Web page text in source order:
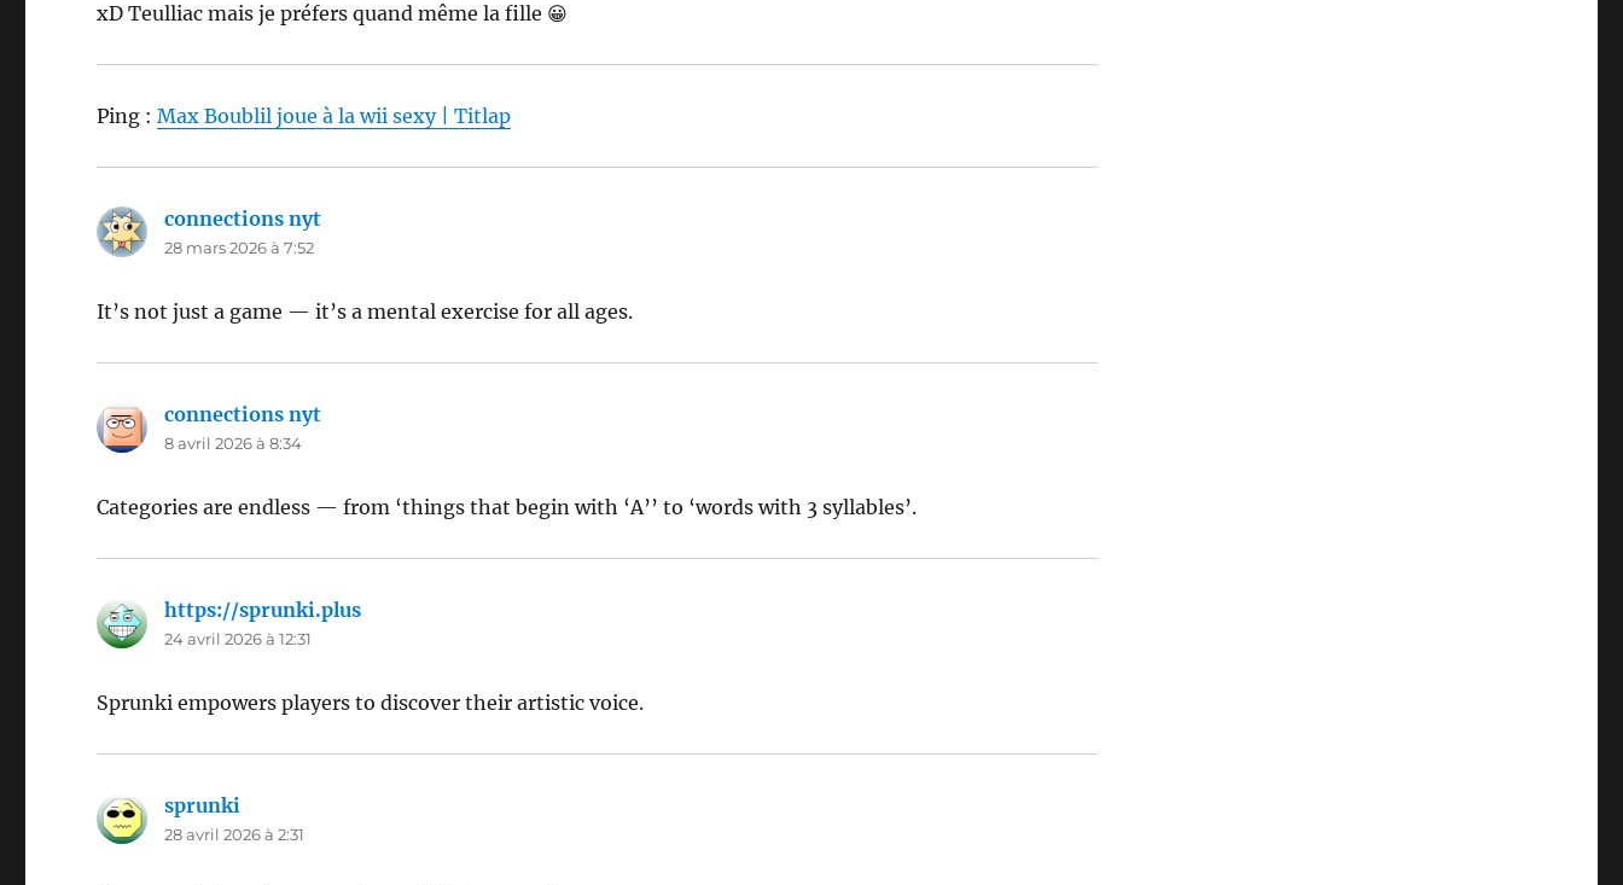
xD Teulliac mais je préfers quand même la fille 😀
Ping :Max Boublil joue à la wii sexy | Titlap
connections nyt
28 mars 2026 à 7:52
It’s not just a game — it’s a mental exercise for all ages.
connections nyt
8 avril 2026 à 8:34
Categories are endless — from ‘things that begin with ‘A’’ to ‘words with 3 syllables’.
https://sprunki.plus
24 avril 2026 à 12:31
Sprunki empowers players to discover their artistic voice.
sprunki
28 avril 2026 à 2:31